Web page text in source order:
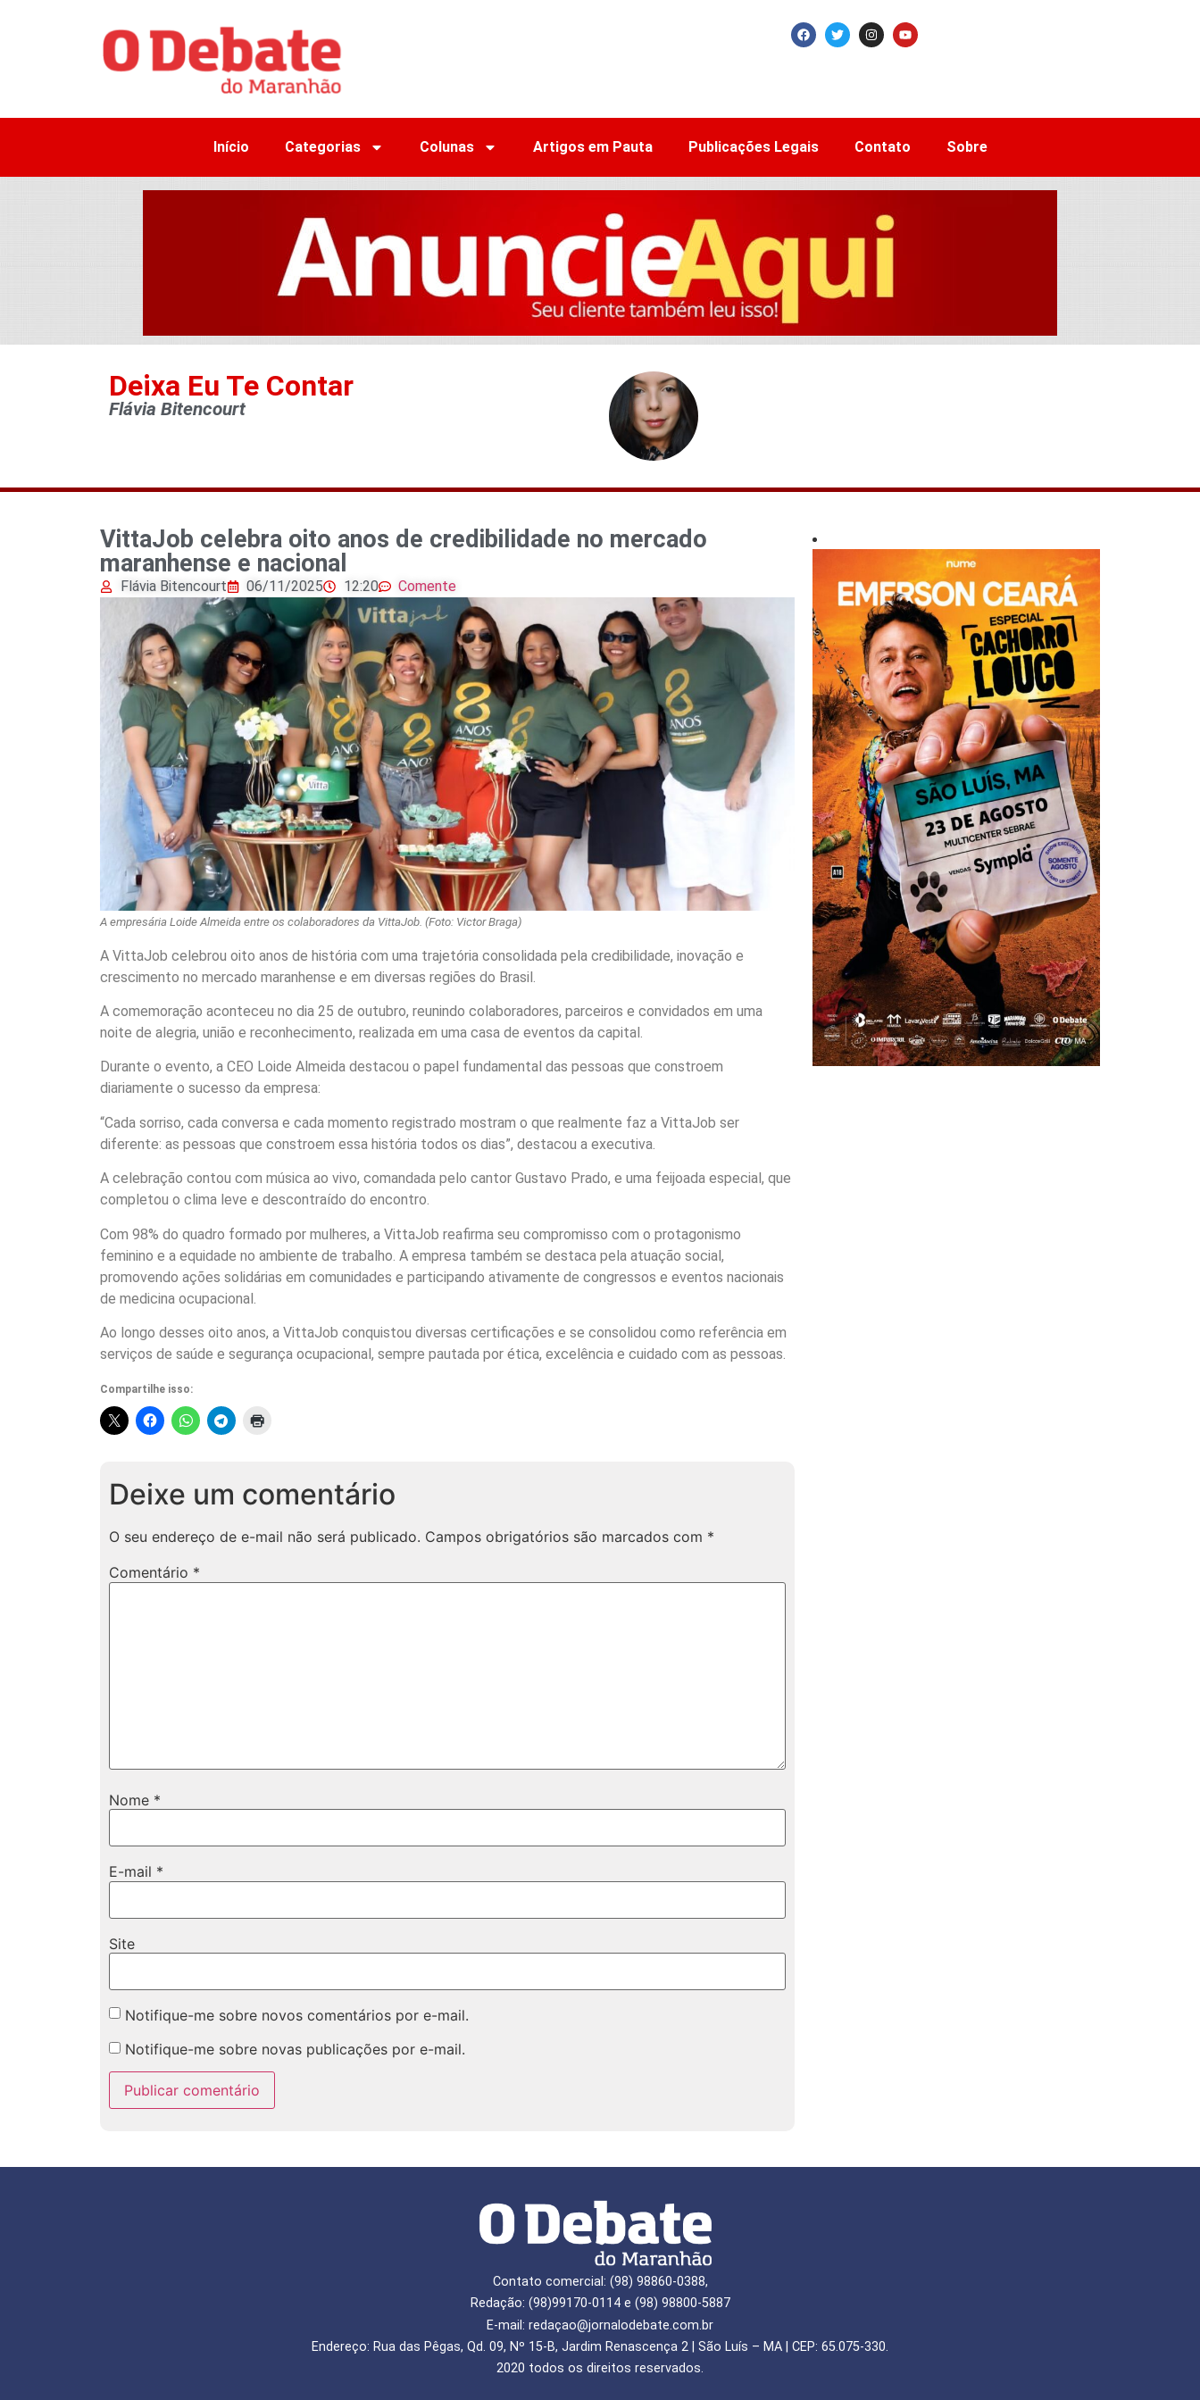
Início Categorias Colunas Artigos em Pauta Publicações Legais Contato Sobre
Deixa Eu Te Contar
Flávia Bitencourt
VittaJob celebra oito anos de credibilidade no mercado
maranhense e nacional
Flávia Bitencourt 06/11/2025 12:20 Comente
A empresária Loide Almeida entre os colaboradores da VittaJob. (Foto: Victor Braga)
A VittaJob celebrou oito anos de história com uma trajetória consolidada pela credibilidade, inovação e
crescimento no mercado maranhense e em diversas regiões do Brasil.
A comemoração aconteceu no dia 25 de outubro, reunindo colaboradores, parceiros e convidados em uma
noite de alegria, união e reconhecimento, realizada em uma casa de eventos da capital.
Durante o evento, a CEO Loide Almeida destacou o papel fundamental das pessoas que constroem
diariamente o sucesso da empresa:
“Cada sorriso, cada conversa e cada momento registrado mostram o que realmente faz a VittaJob ser
diferente: as pessoas que constroem essa história todos os dias”, destacou a executiva.
A celebração contou com música ao vivo, comandada pelo cantor Gustavo Prado, e uma feijoada especial, que
completou o clima leve e descontraído do encontro.
Com 98% do quadro formado por mulheres, a VittaJob reafirma seu compromisso com o protagonismo
feminino e a equidade no ambiente de trabalho. A empresa também se destaca pela atuação social,
promovendo ações solidárias em comunidades e participando ativamente de congressos e eventos nacionais
de medicina ocupacional.
Ao longo desses oito anos, a VittaJob conquistou diversas certificações e se consolidou como referência em
serviços de saúde e segurança ocupacional, sempre pautada por ética, excelência e cuidado com as pessoas.
Compartilhe isso:
Deixe um comentário
O seu endereço de e-mail não será publicado. Campos obrigatórios são marcados com *
Comentário *
Nome *
E-mail *
Site
Notifique-me sobre novos comentários por e-mail.
Notifique-me sobre novas publicações por e-mail.
Contato comercial: (98) 98860-0388,
Redação: (98)99170-0114 e (98) 98800-5887
E-mail: redaçao@jornalodebate.com.br
Endereço: Rua das Pêgas, Qd. 09, Nº 15-B, Jardim Renascença 2 | São Luís – MA | CEP: 65.075-330.
2020 todos os direitos reservados.